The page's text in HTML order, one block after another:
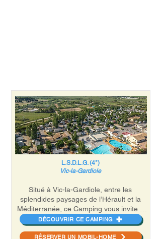
L.S.D.L.G. (4*)
Vic-la-Gardiole
Situé à Vic-la-Gardiole, entre les
splendides paysages de l’Hérault et la
Méditerranée, ce Camping vous invite à
passer vos vacances dans une ambiance
familiale et détendue. Idéalement
DÉCOUVRIR CE CAMPING
RÉSERVER UN MOBIL-HOME